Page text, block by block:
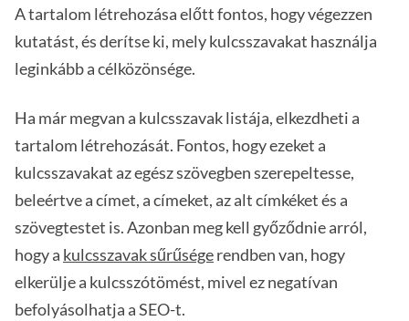
A tartalom létrehozása előtt fontos, hogy végezzen
kutatást, és derítse ki, mely kulcsszavakat használja
leginkább a célközönsége.
Ha már megvan a kulcsszavak listája, elkezdheti a
tartalom létrehozását. Fontos, hogy ezeket a
kulcsszavakat az egész szövegben szerepeltesse,
beleértve a címet, a címeket, az alt címkéket és a
szövegtestet is. Azonban meg kell győződnie arról,
hogy a kulcsszavak sűrűségerendben van, hogy
elkerülje a kulcsszótömést, mivel ez negatívan
befolyásolhatja a SEO-t.